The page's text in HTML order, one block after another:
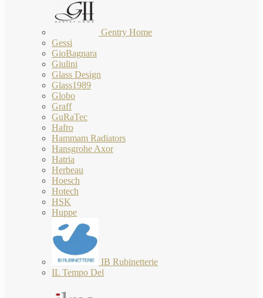
Gentry Home
Gessi
GioBagnara
Giulini
Glass Design
Glass1989
Globo
Graff
GuRaTec
Hafro
Hammam Radiators
Hansgrohe Axor
Hatria
Herbeau
Hoesch
Hotech
HSK
Huppe
IB Rubinetterie
IL Tempo Del